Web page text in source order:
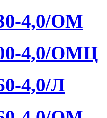
4,0/ОМ
4,0/ОМЦ
4,0/Л